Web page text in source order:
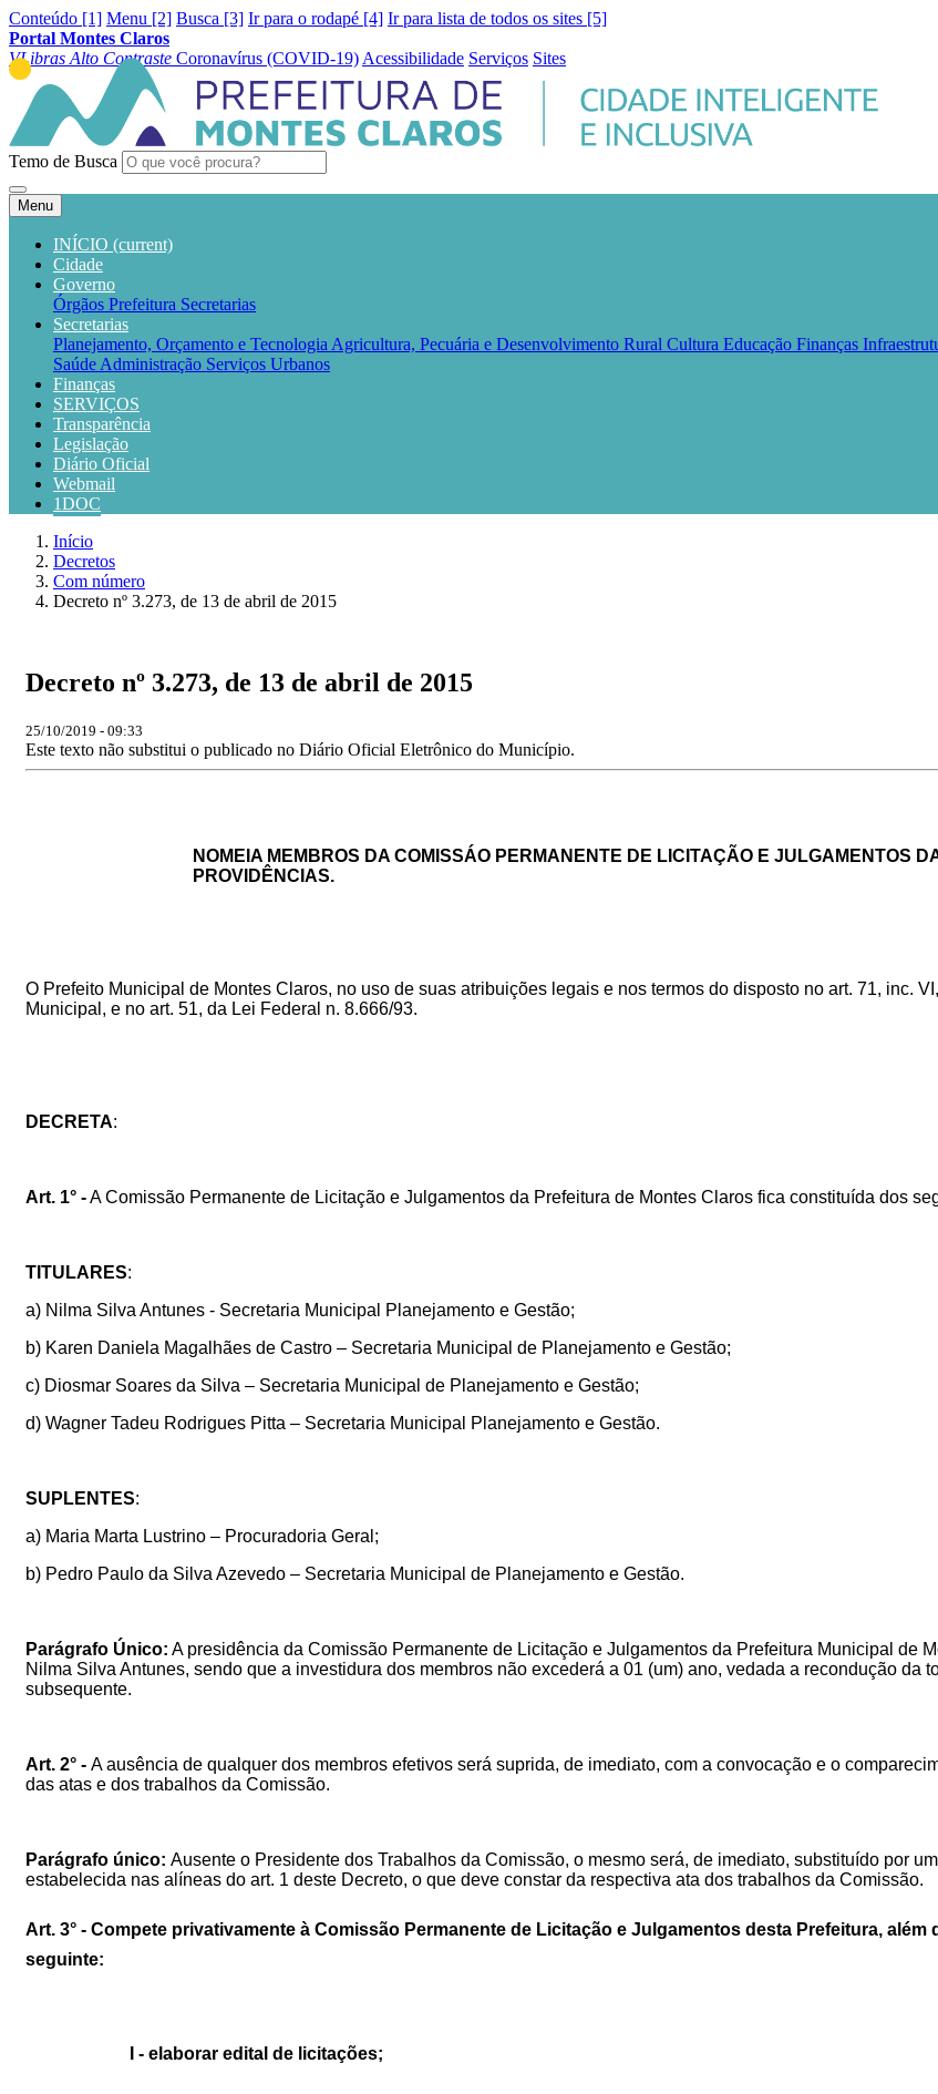
Conteúdo [1] Menu [2] Busca [3] Ir para o rodapé [4] Ir para lista de todos os sites [5]
Portal Montes Claros
VLibras Alto Contraste Coronavírus (COVID-19) Acessibilidade Serviços Sites
Temo de Busca
Menu
INÍCIO (current)
Cidade
Governo
Órgãos Prefeitura Secretarias
Secretarias
Planejamento, Orçamento e Tecnologia Agricultura, Pecuária e Desenvolvimento Rural Cultura Educação Finanças
Saúde Administração Serviços Urbanos
Finanças
SERVIÇOS
Transparência
Legislação
Diário Oficial
Webmail
1DOC
Início
Decretos
Com número
Decreto nº 3.273, de 13 de abril de 2015
Decreto nº 3.273, de 13 de abril de 2015
25/10/2019 - 09:33
Este texto não substitui o publicado no Diário Oficial Eletrônico do Município.
NOMEIA MEMBROS DA COMISSÁO PERMANENTE DE LICITAÇÃO E JULGAMENTOS
PROVIDÊNCIAS.
O Prefeito Municipal de Montes Claros, no uso de suas atribuições legais e nos termos do disposto no art. 71, inc.
Municipal, e no art. 51, da Lei Federal n. 8.666/93.
DECRETA:
Art. 1° -A Comissão Permanente de Licitação e Julgamentos da Prefeitura de Montes Claros fica constituída dos
TITULARES:
a) Nilma Silva Antunes - Secretaria Municipal Planejamento e Gestão;
b) Karen Daniela Magalhães de Castro – Secretaria Municipal de Planejamento e Gestão;
c) Diosmar Soares da Silva – Secretaria Municipal de Planejamento e Gestão;
d) Wagner Tadeu Rodrigues Pitta – Secretaria Municipal Planejamento e Gestão.
SUPLENTES:
a) Maria Marta Lustrino – Procuradoria Geral;
b) Pedro Paulo da Silva Azevedo – Secretaria Municipal de Planejamento e Gestão.
Parágrafo Único: A presidência da Comissão Permanente de Licitação e Julgamentos da Prefeitura Municipal de
Nilma Silva Antunes, sendo que a investidura dos membros não excederá a 01 (um) ano, vedada a recondução da
subsequente.
Art. 2° - A ausência de qualquer dos membros efetivos será suprida, de imediato, com a convocação e o
das atas e dos trabalhos da Comissão.
Parágrafo único: Ausente o Presidente dos Trabalhos da Comissão, o mesmo será, de imediato, substituído por
estabelecida nas alíneas do art. 1 deste Decreto, o que deve constar da respectiva ata dos trabalhos da Comissão.
Art. 3° -Compete privativamente à Comissão Permanente de Licitação e Julgamentos desta Prefeitura,
seguinte:
I - elaborar edital de licitações;